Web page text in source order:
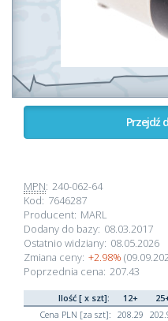
Przejdź
MPN: 240-062-64
Kod: 7646287
Producent: MARL
Dodany do bazy: 08.03.2017
Ostatnio widziany: 08.05.2026
Zmiana ceny: +2.98%
Poprzednia cena: 207.43
Ilość [ x szt]: 12+
Cena PLN [za szt]: 208.29